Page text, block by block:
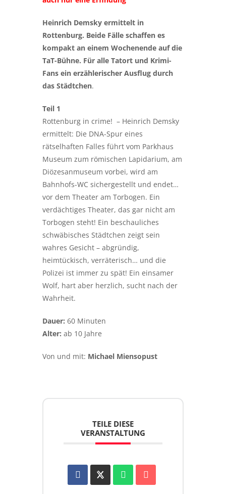
Heinrich Demsky ermittelt in
Rottenburg. Beide Fälle schaffen es
kompakt an einem Wochenende auf die
TaT-Bühne. Für alle Tatort und Krimi-
Fans ein erzählerischer Ausflug durch
das Städtchen.
Teil 1
Rottenburg in crime! – Heinrich Demsky
ermittelt: Die DNA-Spur eines
rätselhaften Falles führt vom Parkhaus
Museum zum römischen Lapidarium, am
Diözesanmuseum vorbei, wird am
Bahnhofs-WC sichergestellt und endet…
vor dem Theater am Torbogen. Ein
verdächtiges Theater, das gar nicht am
Torbogen steht! Ein beschauliches
schwäbisches Städtchen zeigt sein
wahres Gesicht – abgründig,
heimtückisch, verräterisch… und die
Polizei ist immer zu spät! Ein einsamer
Wolf, hart aber herzlich, sucht nach der
Wahrheit.
Dauer: 60 Minuten
Alter: ab 10 Jahre
Von und mit: Michael Miensopust
TEILE DIESE
VERANSTALTUNG